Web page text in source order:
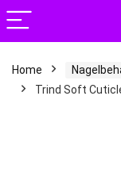
Home
Trind Soft